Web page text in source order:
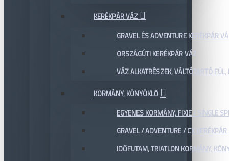
KERÉKPÁR VÁZ
GRAVEL ÉS ADVENTURE KERÉKPÁR
ORSZÁGÚTI KERÉKPÁR VÁZ
VÁZ ALKATRÉSZEK, VÁLTÓTARTÓ FÜL,
KORMÁNY, KÖNYÖKLŐ
EGYENES KORMÁNY, FIXIE / SINGLE
GRAVEL / ADVENTURE / CX
IDŐFUTAM, TRIATLON KORMÁNY,